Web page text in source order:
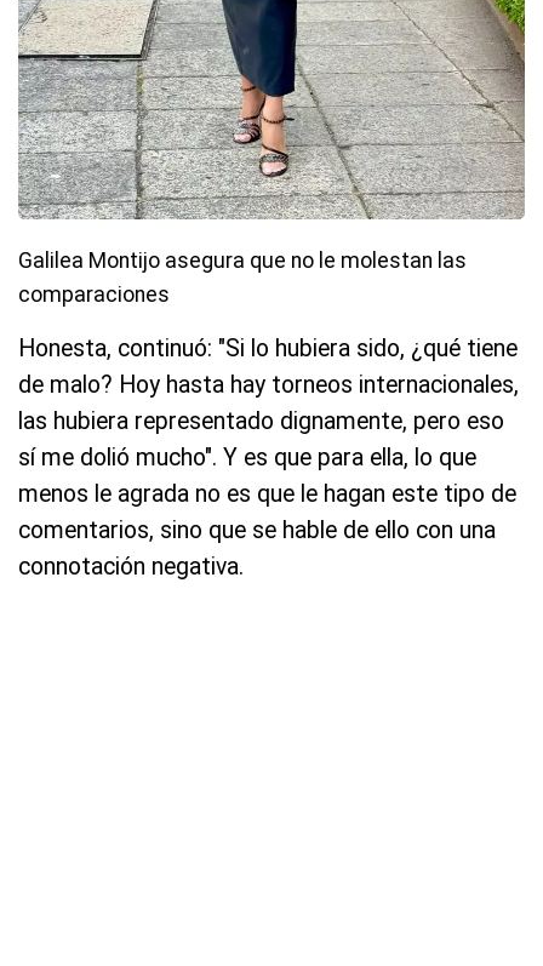
Galilea Montijo asegura que no le molestan las
comparaciones
Honesta, continuó: "Si lo hubiera sido, ¿qué tiene
de malo? Hoy hasta hay torneos internacionales,
las hubiera representado dignamente, pero eso
sí me dolió mucho". Y es que para ella, lo que
menos le agrada no es que le hagan este tipo de
comentarios, sino que se hable de ello con una
connotación negativa.